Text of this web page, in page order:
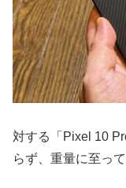
対する「Pixel 10
らず、重量に至っ